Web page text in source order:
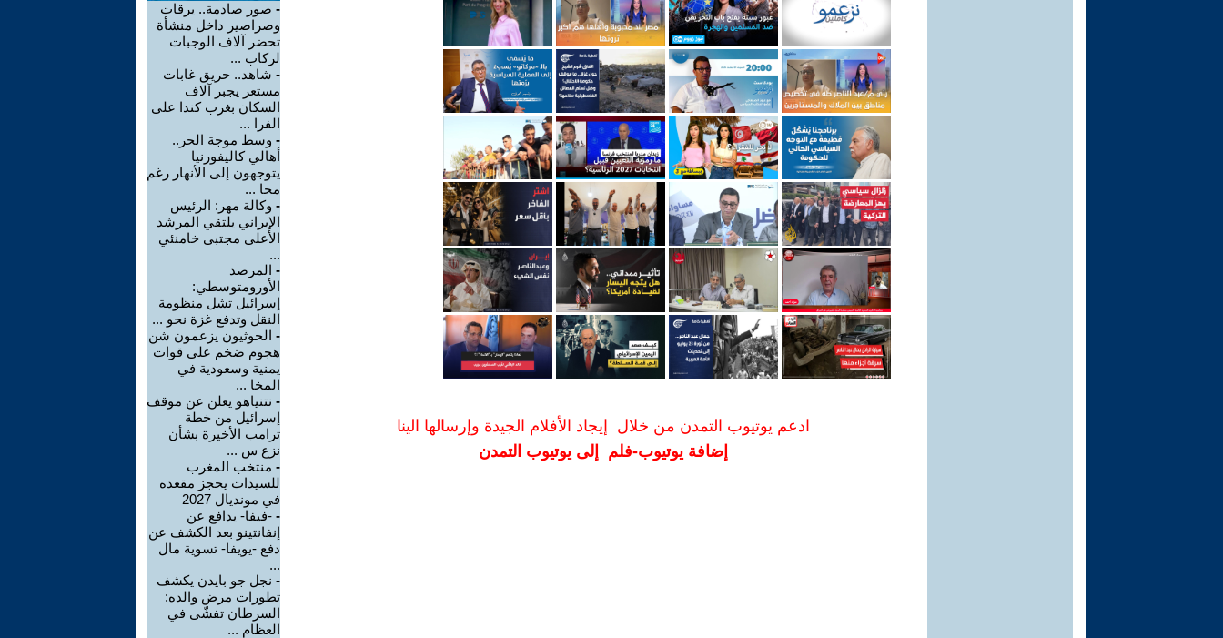
ادعم يوتيوب التمدن من خلال إيجاد الأفلام الجيدة وإرسالها الينا
إضافة يوتيوب-فلم إلى يوتيوب التمدن
- صور صادمة.. يرقات
وصراصير داخل منشأة
تحضر آلاف الوجبات
لركاب ...
- شاهد.. حريق غابات
مستعر يجبر آلاف
السكان بغرب كندا على
الفرا ...
- وسط موجة الحر..
أهالي كاليفورنيا
يتوجهون إلى الأنهار رغم
مخا ...
- وكالة مهر: الرئيس
الإيراني يلتقي المرشد
الأعلى مجتبى خامنئي
...
- المرصد
الأورومتوسطي:
إسرائيل تشل منظومة
النقل وتدفع غزة نحو ...
- الحوثيون يزعمون شن
هجوم ضخم على قوات
يمنية وسعودية في
المخا ...
- نتنياهو يعلن عن موقف
إسرائيل من خطة
ترامب الأخيرة بشأن
نزع س ...
- منتخب المغرب
للسيدات يحجز مقعده
في مونديال 2027
- -فيفا- يدافع عن
إنفانتينو بعد الكشف عن
دفع -يويفا- تسوية مال
...
- نجل جو بايدن يكشف
تطورات مرض والده:
السرطان تفشّى في
العظام ...